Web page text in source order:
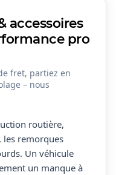
accessoires
pro
fret, partiez en
– nous
routière,
les remorques
Un véhicule
un manque à